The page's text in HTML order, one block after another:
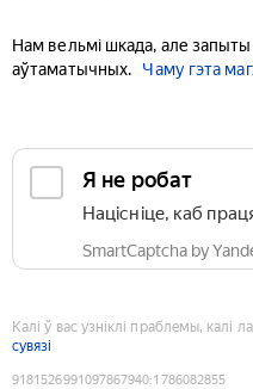
Нам вельмі шкада, але
аўтаматычных.
Чаму гэта
Я не робат
Націсніце, каб
SmartCaptcha by
Калі ў вас узніклі праблемы, калі
сувязі
9181526991097867940:1786082855